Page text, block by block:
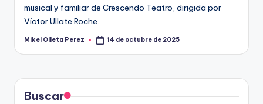
musical y familiar de Crescendo Teatro, dirigida por
Víctor Ullate Roche…
Publicado
Mikel Olleta Perez 14 de octubre de 2025
Buscar